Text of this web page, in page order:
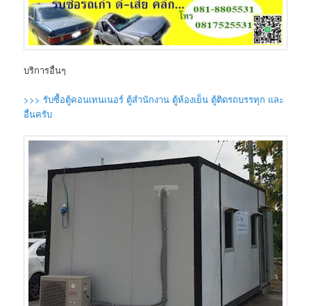
บริการอื่นๆ
>>> รับซื้อตู้คอนเทนเนอร์ ตู้สำนักงาน ตู้ห้องเย็น ตู้ติดรถบรรทุก และ
อื่นครับ